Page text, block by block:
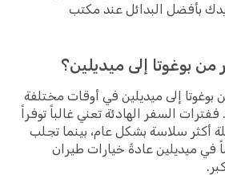
بأفضل البدائل عند مكتب
بوغوتا إلى ميديلين؟
بوغوتا إلى ميديلين في أوقات مختلفة
السفر الهادئة تعني غالباً توفراً
أكثر سلاسة بشكل عام، بينما تجلب
في ميديلين عادةً خيارات طيران